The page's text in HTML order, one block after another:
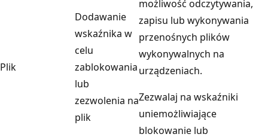
Plik
Dodawanie
wskaźnika w
celu
zablokowania
lub
zezwolenia na
plik
możliwość odczytywania,
zapisu lub wykonywania
przenośnych plików
wykonywalnych na
urządzeniach.
Zezwalaj na wskaźniki
uniemożliwiające
blokowanie lub